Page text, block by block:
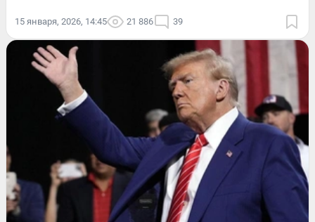
15 января, 2026, 14:45 21 886 39